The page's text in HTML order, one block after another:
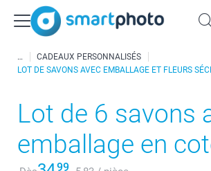
CADEAUX PERSONNALISÉS
LOT DE SAVONS AVEC EMBALLAGE ET FLEURS
Lot de 6 savons
emballage en
99